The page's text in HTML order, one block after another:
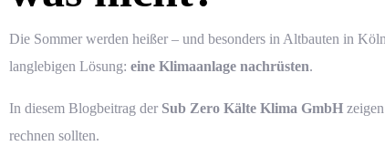
Die Sommer werden heißer – und besonders in Altbauten in
langlebigen Lösung: eine Klimaanlage nachrüsten.
In diesem Blogbeitrag der Sub Zero Kälte Klima GmbH
rechnen sollten.